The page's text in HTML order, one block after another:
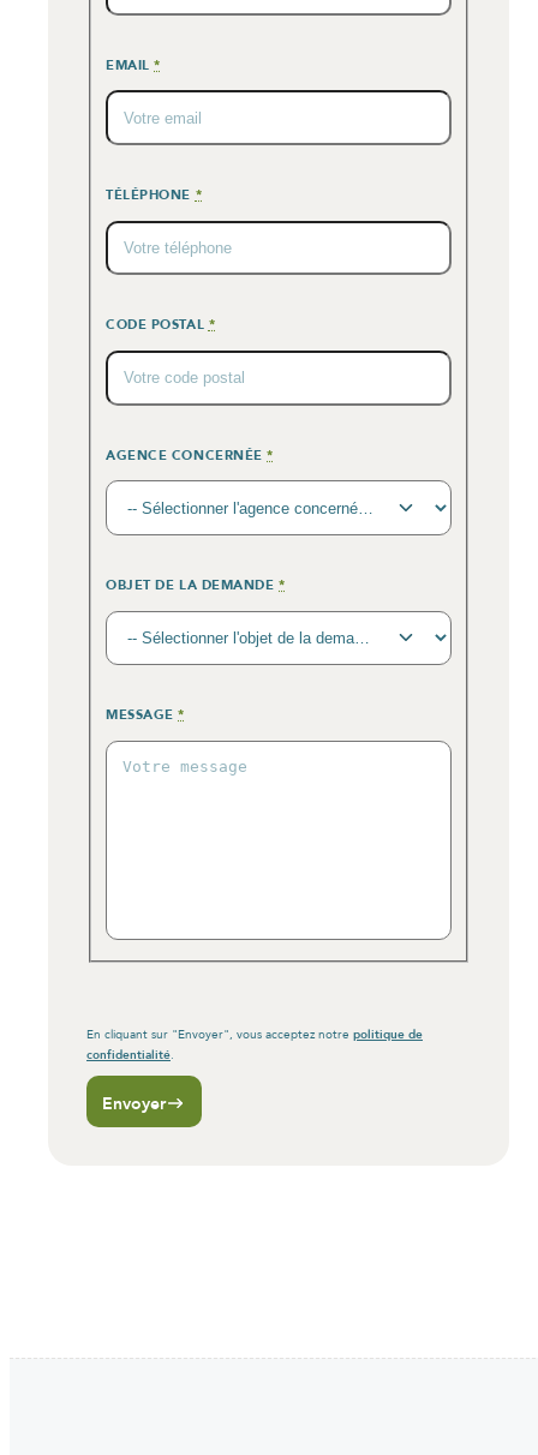
EMAIL*
TÉLÉPHONE *
CODE POSTAL *
AGENCE CONCERNÉE*
OBJET DE LA DEMANDE *
MESSAGE*
En cliquant sur "Envoyer", vous acceptez notre politique de
confidentialité.
Envoyer